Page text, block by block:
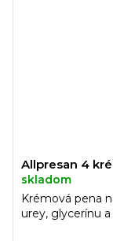
Allpresan 4
skladom
Krémová pena
urey, glycerínu